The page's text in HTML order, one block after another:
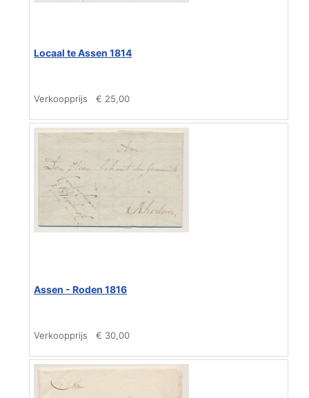
Locaal te Assen 1814
Verkoopprijs € 25,00
Assen - Roden 1816
Verkoopprijs € 30,00